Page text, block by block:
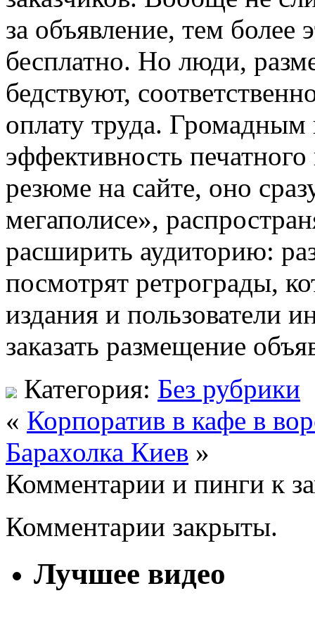
за объявление, тем более
бесплатно. Но люди,
бедствуют,
оплату труда. Громадным
эффективность
резюме на сайте, оно
мегаполисе»,
расширить аудиторию:
посмотрят ретрограды,
издания и пользователи
заказать размещение
Категория: Без рубрики
« Корпоратив в кафе в
Барахолка Киев »
Комментарии и пинги к
Комментарии закрыты.
Лучшее видео